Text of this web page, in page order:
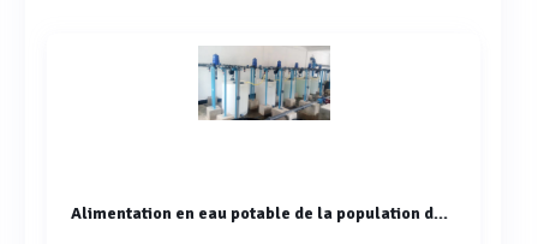
Alimentation en eau potable de la population des grands Lacs (RDC)